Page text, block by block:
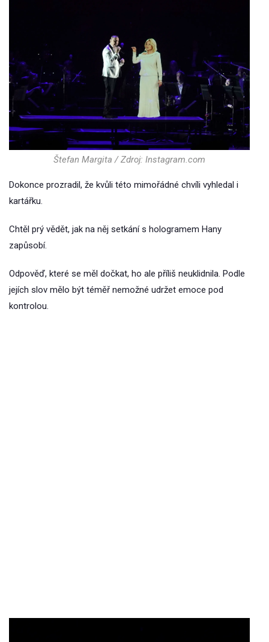
Štefan Margita / Zdroj: Instagram.com
Dokonce prozradil, že kvůli této mimořádné chvíli vyhledal i
kartářku.
Chtěl prý vědět, jak na něj setkání s hologramem Hany
zapůsobí.
Odpověď, které se měl dočkat, ho ale příliš neuklidnila. Podle
jejích slov mělo být téměř nemožné udržet emoce pod
kontrolou.